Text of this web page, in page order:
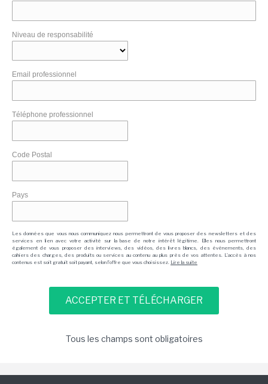
Niveau de responsabilité
Email professionnel
Téléphone professionnel
Code Postal
Pays
Les données que vous nous communiquez nous permettront de vous proposer des newsletters et des
services en lien avec votre activité sur la base de notre intérêt légitime. Elles nous permettront
également de vous proposer des interviews, des vidéos, des livres blancs, des événements, des
cahiers des charges, des produits ou services au contenu au plus près de vos attentes. L'accès à nos
contenus est soit gratuit soit payant, selon l'offre que vous choisissez. Lire la suite
Tous les champs sont obligatoires